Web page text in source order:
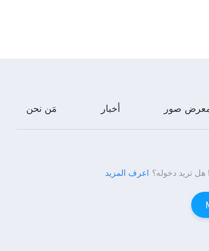
ترنيمة ورقصة – كلُّ شعبِ اللهِ يُسبِّحهُ
صور أخبار مَن نحن
هل تريد دخوله؟ اعرف المزيد